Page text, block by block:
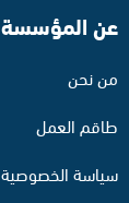
عن المؤسسة
من نحن
طاقم العمل
سياسة الخصوصية